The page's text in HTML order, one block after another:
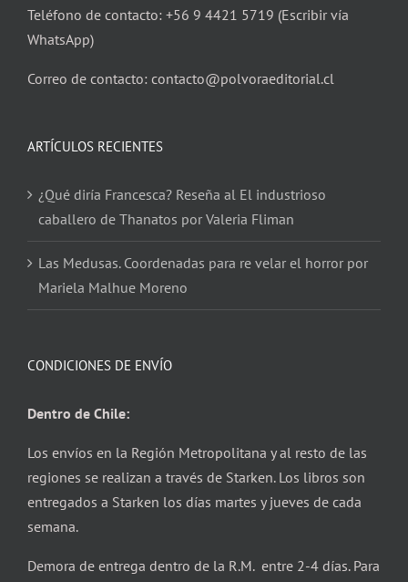
Teléfono de contacto: +56 9 4421 5719 (Escribir vía
WhatsApp)
Correo de contacto: contacto@polvoraeditorial.cl
ARTÍCULOS RECIENTES
¿Qué diría Francesca? Reseña al El industrioso
caballero de Thanatos por Valeria Fliman
Las Medusas. Coordenadas para re velar el horror por
Mariela Malhue Moreno
CONDICIONES DE ENVÍO
Dentro de Chile:
Los envíos en la Región Metropolitana y al resto de las
regiones se realizan a través de Starken. Los libros son
entregados a Starken los días martes y jueves de cada
semana.
Demora de entrega dentro de la R.M. entre 2-4 días. Para